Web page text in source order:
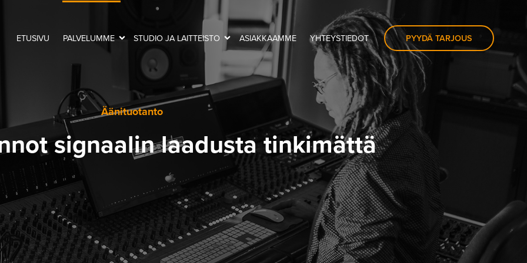
PYYDÄ TARJOUS
ETUSIVU PALVELUMME STUDIO JA LAITTEISTO ASIAKKAAMME YHTEYSTIEDOT
Äänituotanto
signaalin laadusta tinkimättä